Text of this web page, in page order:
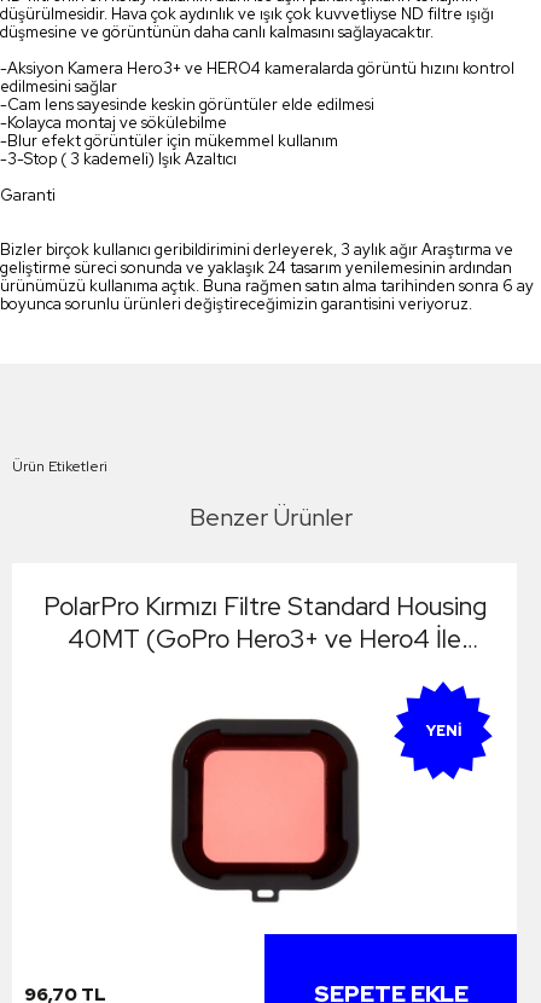
düşürülmesidir. Hava çok aydınlık ve ışık çok kuvvetliyse ND filtre ışığı
düşmesine ve görüntünün daha canlı kalmasını sağlayacaktır.
-Aksiyon Kamera Hero3+ ve HERO4 kameralarda görüntü hızını kontrol
edilmesini sağlar
-Cam lens sayesinde keskin görüntüler elde edilmesi
-Kolayca montaj ve sökülebilme
-Blur efekt görüntüler için mükemmel kullanım
-3-Stop ( 3 kademeli) Işık Azaltıcı
Garanti
Bizler birçok kullanıcı geribildirimini derleyerek, 3 aylık ağır Araştırma ve
geliştirme süreci sonunda ve yaklaşık 24 tasarım yenilemesinin ardından
ürünümüzü kullanıma açtık. Buna rağmen satın alma tarihinden sonra 6 ay
boyunca sorunlu ürünleri değiştireceğimizin garantisini veriyoruz.
Ürün Etiketleri
Benzer Ürünler
PolarPro Kırmızı Filtre Standard Housing
40MT (GoPro Hero3+ ve Hero4 İle
YENI
96,70 TL SEPETE EKLE